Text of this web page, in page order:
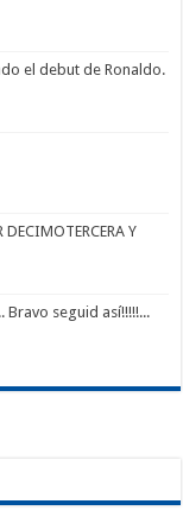
el debut de Ronaldo.
DECIMOTERCERA Y
Bravo seguid así!!!!!...